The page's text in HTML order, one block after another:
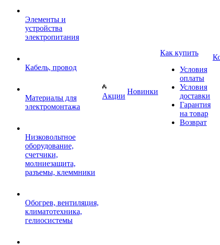
Элементы и
устройства
электропитания
Кабель, провод
Материалы для
электромонтажа
Низковольтное
оборудование,
счетчики,
молниезащита,
разъемы, клеммники
Обогрев, вентиляция,
климатотехника,
гелиосистемы
Акции
Новинки
Как купить
Условия
оплаты
Условия
доставки
Гарантия
на товар
Возврат